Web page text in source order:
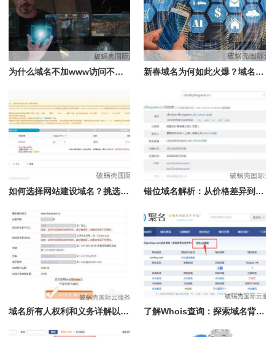
为什么域名不加www访问不了？域名解析和DNS服务器错误是原因 新春域名为何如此火爆？域名居然有这功效，价值连城
如何选择网站建设域名？挑选方法大揭秘！新顶级域名推荐 错位域名解析：从价格差异到背后的故事，你需要了解的一切
域名所有人权利和义务详解以及如何查询域名所有人 了解Whois查询：探索域名背后的所有者、IP及注册详情